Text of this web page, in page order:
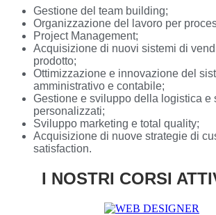
Gestione del team building;
Organizzazione del lavoro per
Project Management;
Acquisizione di nuovi sistemi di
prodotto;
Ottimizzazione e innovazione del
amministrativo e contabile;
Gestione e sviluppo della logistica e
personalizzati;
Sviluppo marketing e total quality;
Acquisizione di nuove strategie di
satisfaction.
I NOSTRI CORSI